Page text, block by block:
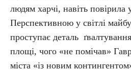
людям харчі, навіть повірила
Перспективною у світлі
проступає деталь
площі, чого «не помічав»
міста «із новим